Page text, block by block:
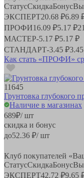
СтатусСкидкаБонус
ЭКСПЕРТ20.68 ₽6.89
ПРОФИ16.09 ₽5.17 ₽
МАСТЕР-5.17 ₽5.17 ₽
СТАНДАРТ-3.45 ₽
Как стать «ПРОФИ»
11645
Грунтовка
Наличие в магазинах
689₽/ шт
скидка и бонус
до52.36 ₽/ шт
Клуб покупателей
СтатусСкидкаБонус
ЭКСПЕРТ42.72 ₽9.65